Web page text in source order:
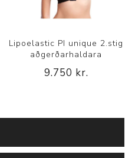
Lipoelastic PI unique 2.stig
aðgerðarhaldara
9.750 kr.